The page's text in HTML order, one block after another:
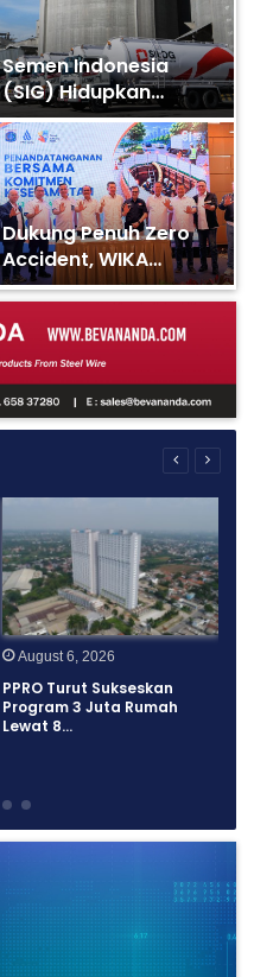
Semen Indonesia
(SIG) Hidupkan
Kembali Semen
Kujang, Perkuat
Dominasi Pasar Jawa
Barat
Dukung Penuh Zero
Accident, WIKA
Gedung dan PAM
Komitmen
Keselamatan
August 6, 2026
PPRO Turut Sukseskan
Program 3 Juta Rumah
Lewat 8…